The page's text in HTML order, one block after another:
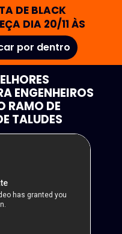
DE BLACK
DIA 20/11 ÀS
por dentro
ENGENHEIROS
RAMO DE
TALUDES